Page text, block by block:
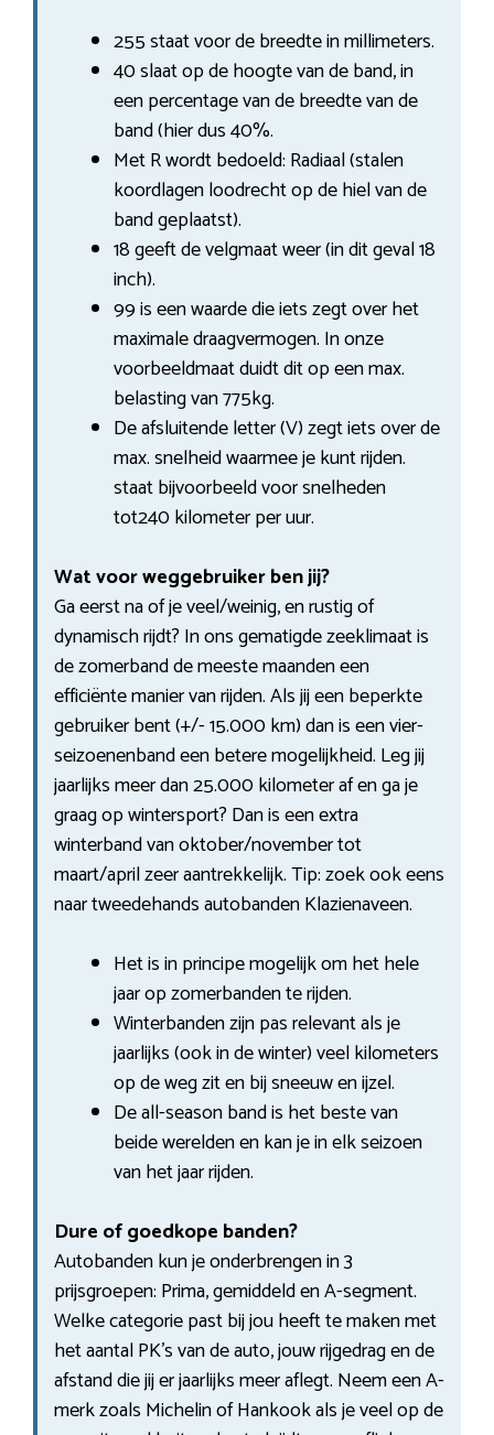
255 staat voor de breedte in millimeters.
40 slaat op de hoogte van de band, in
een percentage van de breedte van de
band (hier dus 40%.
Met R wordt bedoeld: Radiaal (stalen
koordlagen loodrecht op de hiel van de
band geplaatst).
18 geeft de velgmaat weer (in dit geval 18
inch).
99 is een waarde die iets zegt over het
maximale draagvermogen. In onze
voorbeeldmaat duidt dit op een max.
belasting van 775kg.
De afsluitende letter (V) zegt iets over de
max. snelheid waarmee je kunt rijden.
staat bijvoorbeeld voor snelheden
tot240 kilometer per uur.
Wat voor weggebruiker ben jij?
Ga eerst na of je veel/weinig, en rustig of
dynamisch rijdt? In ons gematigde zeeklimaat is
de zomerband de meeste maanden een
efficiënte manier van rijden. Als jij een beperkte
gebruiker bent (+/- 15.000 km) dan is een vier-
seizoenenband een betere mogelijkheid. Leg jij
jaarlijks meer dan 25.000 kilometer af en ga je
graag op wintersport? Dan is een extra
winterband van oktober/november tot
maart/april zeer aantrekkelijk. Tip: zoek ook eens
naar tweedehands autobanden Klazienaveen.
Het is in principe mogelijk om het hele
jaar op zomerbanden te rijden.
Winterbanden zijn pas relevant als je
jaarlijks (ook in de winter) veel kilometers
op de weg zit en bij sneeuw en ijzel.
De all-season band is het beste van
beide werelden en kan je in elk seizoen
van het jaar rijden.
Dure of goedkope banden?
Autobanden kun je onderbrengen in 3
prijsgroepen: Prima, gemiddeld en A-segment.
Welke categorie past bij jou heeft te maken met
het aantal PK’s van de auto, jouw rijgedrag en de
afstand die jij er jaarlijks meer aflegt. Neem een A-
merk zoals Michelin of Hankook als je veel op de